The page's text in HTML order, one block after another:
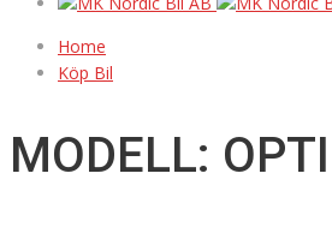
Home
Köp Bil
MODELL: